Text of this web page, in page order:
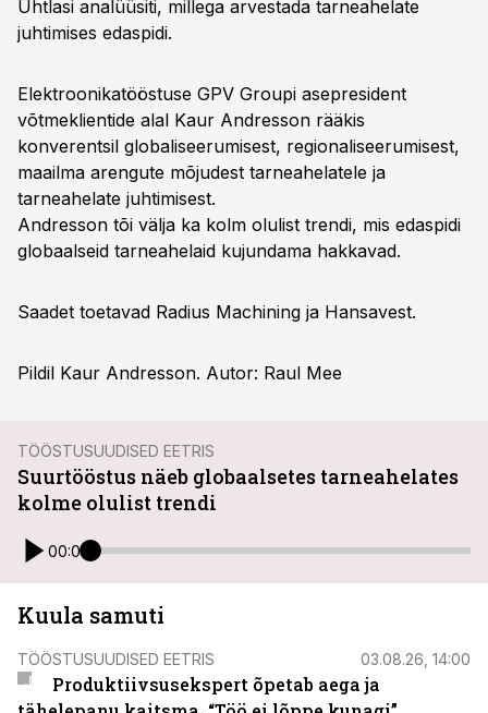
Ühtlasi analüüsiti, millega arvestada tarneahelate
juhtimises edaspidi.
Elektroonikatööstuse GPV Groupi asepresident
võtmeklientide alal Kaur Andresson rääkis
konverentsil globaliseerumisest, regionaliseerumisest,
maailma arengute mõjudest tarneahelatele ja
tarneahelate juhtimisest.
Andresson tõi välja ka kolm olulist trendi, mis edaspidi
globaalseid tarneahelaid kujundama hakkavad.
Saadet toetavad Radius Machining ja Hansavest.
Pildil Kaur Andresson. Autor: Raul Mee
TÖÖSTUSUUDISED EETRIS
Suurtööstus näeb globaalsetes tarneahelates
kolme olulist trendi
00:00
Kuula samuti
TÖÖSTUSUUDISED EETRIS 03.08.26, 14:00
Produktiivsusekspert õpetab aega ja